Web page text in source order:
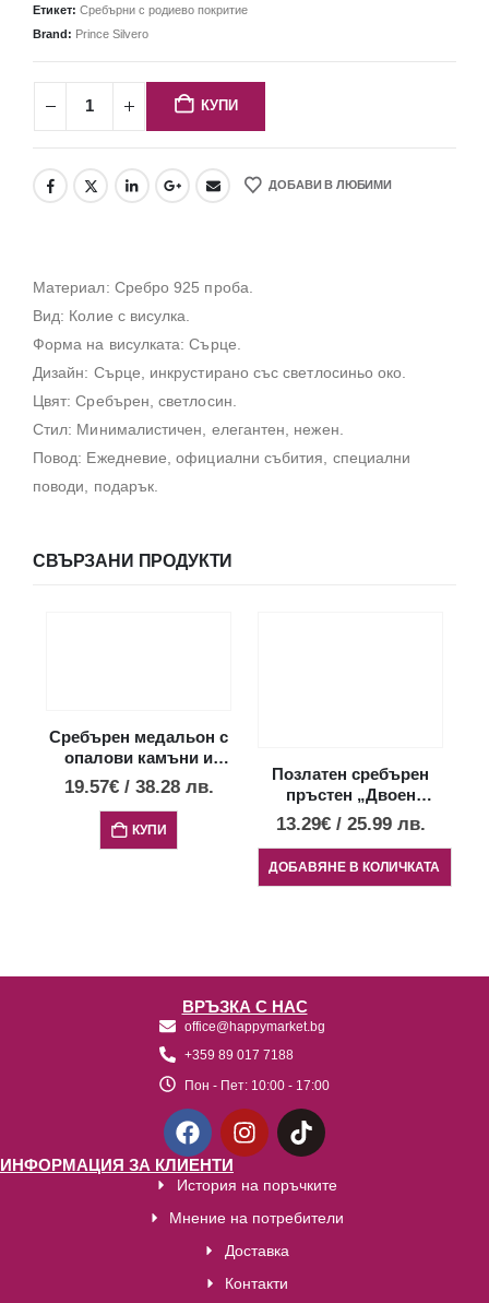
Етикет: Сребърни с родиево покритие
Brand: Prince Silvero
КУПИ
ДОБАВИ В ЛЮБИМИ
Материал: Сребро 925 проба.
Вид: Колие с висулка.
Форма на висулката: Сърце.
Дизайн: Сърце, инкрустирано със светлосиньо око.
Цвят: Сребърен, светлосин.
Стил: Минималистичен, елегантен, нежен.
Повод: Ежедневие, официални събития, специални
поводи, подарък.
СВЪРЗАНИ ПРОДУКТИ
Сребърен медальон с
опалови камъни и
диск Фестос, XS
19.57€ / 38.28 лв.
КУПИ
Позлатен сребърен
пръстен „Двоен
Меандър“
13.29€ / 25.99 лв.
ДОБАВЯНЕ В КОЛИЧКАТА
ВРЪЗКА С НАС
office@happymarket.bg
+359 89 017 7188
Пон - Пет: 10:00 - 17:00
ИНФОРМАЦИЯ ЗА КЛИЕНТИ
История на поръчките
Мнение на потребители
Доставка
Контакти